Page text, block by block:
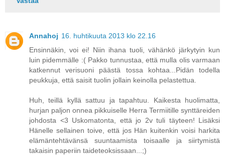
Annahoj 16. huhtikuuta 2013 klo 22.16
Ensinnäkin, voi ei! Niin ihana tuoli, vähänkö järkytyin kun
luin pidemmälle :( Pakko tunnustaa, että mulla olis varmaan
katkennut verisuoni päästä tossa kohtaa...Pidän todella
peukkuja, että saisit tuolin jollain keinolla pelastettua.
Huh, teillä kyllä sattuu ja tapahtuu. Kaikesta huolimatta,
hurjan paljon onnea pikkuiselle Herra Termiitille synttäreiden
johdosta <3 Uskomatonta, että jo 2v tuli täyteen! Lisäksi
Hänelle sellainen toive, että jos Hän kuitenkin voisi harkita
elämäntehtävänsä suuntaamista toisaalle ja siirtymistä
takaisin paperiin taideteoksissaan...;)